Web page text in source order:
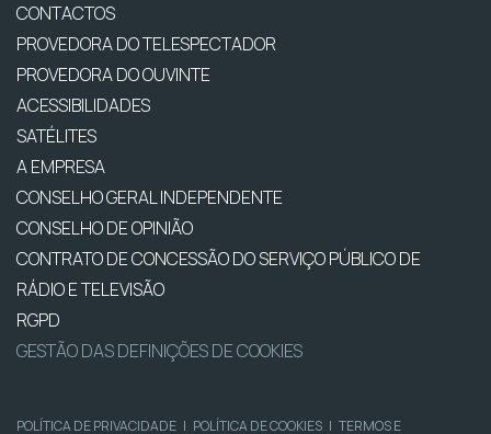
CONTACTOS
PROVEDORA DO TELESPECTADOR
PROVEDORA DO OUVINTE
ACESSIBILIDADES
SATÉLITES
A EMPRESA
CONSELHO GERAL INDEPENDENTE
CONSELHO DE OPINIÃO
CONTRATO DE CONCESSÃO DO SERVIÇO PÚBLICO DE
RÁDIO E TELEVISÃO
RGPD
GESTÃO DAS DEFINIÇÕES DE COOKIES
POLÍTICA DE PRIVACIDADE | POLÍTICA DE COOKIES | TERMOS E